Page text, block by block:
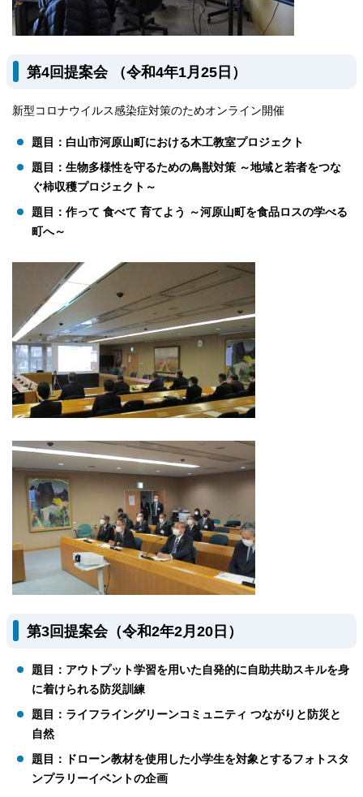
第4回提案会 （令和4年1月25日）
新型コロナウイルス感染症対策のためオンライン開催
題目：白山市河原山町における木工教室プロジェクト
題目：生物多様性を守るための鳥獣対策 ～地域と若者をつな
ぐ柿収穫プロジェクト～
題目：作って 食べて 育てよう ～河原山町を食品ロスの学べる
町へ～
第3回提案会（令和2年2月20日）
題目：アウトプット学習を用いた自発的に自助共助スキルを身
に着けられる防災訓練
題目：ライフライングリーンコミュニティ つながりと防災と
自然
題目：ドローン教材を使用した小学生を対象とするフォトスタ
ンプラリーイベントの企画